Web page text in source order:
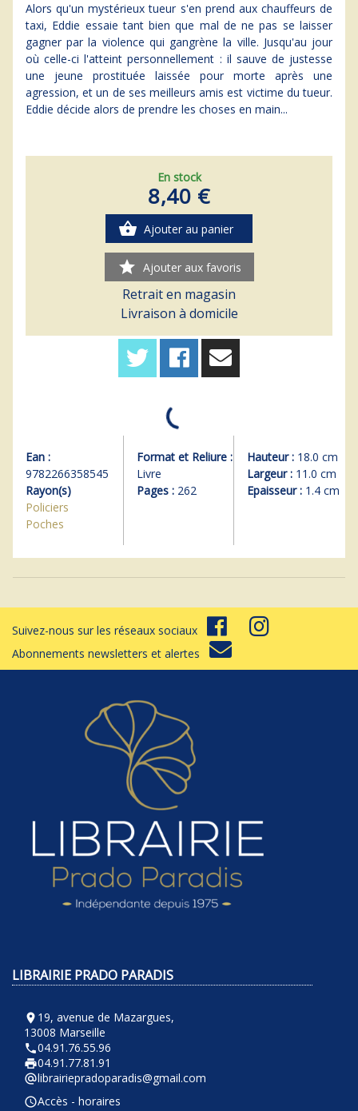
Alors qu'un mystérieux tueur s'en prend aux chauffeurs de
taxi, Eddie essaie tant bien que mal de ne pas se laisser
gagner par la violence qui gangrène la ville. Jusqu'au jour
où celle-ci l'atteint personnellement : il sauve de justesse
une jeune prostituée laissée pour morte après une
agression, et un de ses meilleurs amis est victime du tueur.
Eddie décide alors de prendre les choses en main...
En stock
8,40 €
shopping_basket Ajouter au panier
star Ajouter aux favoris
Retrait en magasin
Livraison à domicile
Ean :
9782266358545
Rayon(s)
Policiers
Poches
Format et Reliure :
Livre
Pages :262
Hauteur : 18.0 cm
Largeur : 11.0 cm
Epaisseur : 1.4 cm
Suivez-nous sur les réseaux sociaux
Abonnements newsletters et alertes
LIBRAIRIE PRADO PARADIS
room 19, avenue de Mazargues,
13008 Marseille
phone04.91.76.55.96
local_printshop04.91.77.81.91
alternate_emaillibrairiepradoparadis@gmail.com
query_builderAccès - horaires